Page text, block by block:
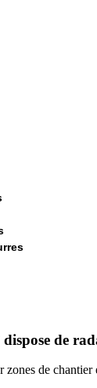
de
zones de chantier